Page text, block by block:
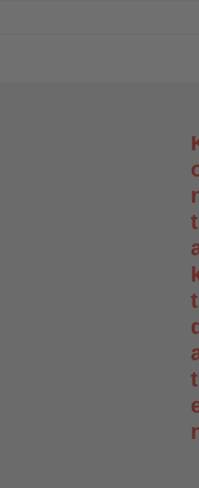
t
t
t